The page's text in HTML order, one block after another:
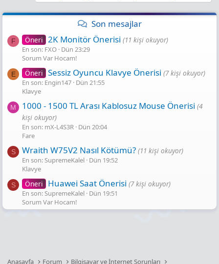
Son mesajlar
F Öneri 2K Monitör Önerisi (11 kişi okuyor)
En son: FXO Dün 23:29
Sorum Var Hocam!
E Öneri Sessiz Oyuncu Klavye Önerisi (7 kişi okuyor)
En son: Engin147 Dün 21:55
Klavye
M 1000 - 1500 TL Arası Kablosuz Mouse Önerisi (4
kişi okuyor)
En son: mX-L4S3R Dün 20:04
Fare
S Wraith W75V2 Nasıl Kötümü? (11 kişi okuyor)
En son: SupremeKalel Dün 19:52
Klavye
S Öneri Huawei Saat Önerisi (7 kişi okuyor)
En son: SupremeKalel Dün 19:51
Sorum Var Hocam!
Anasayfa Forum
Bilgisayar ve İnternet Sorunları